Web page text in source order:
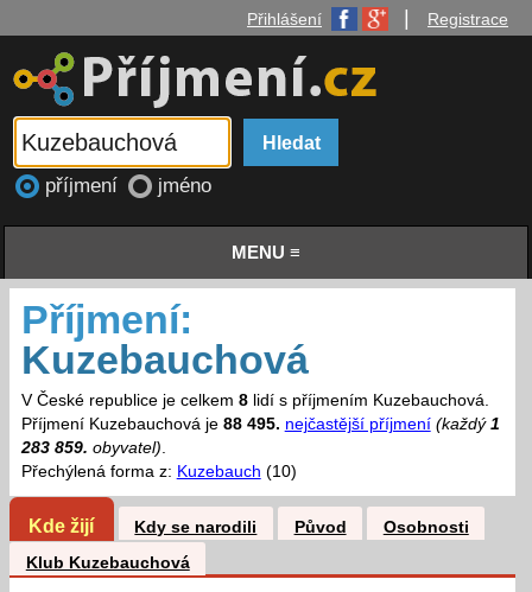
Přihlášení Registrace
příjmení jméno
MENU ≡
Příjmení:
Kuzebauchová
V České republice je celkem 8lidí s příjmením Kuzebauchová.
Příjmení Kuzebauchová je 88 495. nejčastější příjmení (každý 1
283 859. obyvatel).
Přechýlená forma z: Kuzebauch (10)
Kde žijí Kdy se narodili Původ
Osobnosti
Klub Kuzebauchová